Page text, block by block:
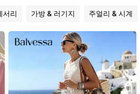
서리 가방 & 러기지 주얼리 & 시계